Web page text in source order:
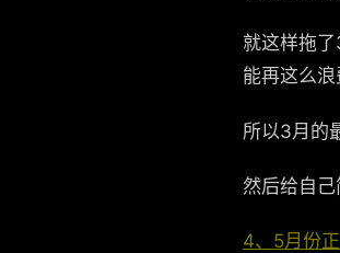
就这样拖
能再这么浪
所以3月的
然后给自己
4、5月份